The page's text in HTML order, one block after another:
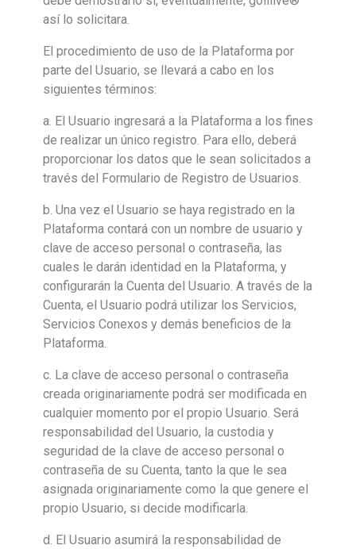
así lo solicitara.
El procedimiento de uso de la Plataforma por
parte del Usuario, se llevará a cabo en los
siguientes términos:
a. El Usuario ingresará a la Plataforma a los fines
de realizar un único registro. Para ello, deberá
proporcionar los datos que le sean solicitados a
través del Formulario de Registro de Usuarios.
b. Una vez el Usuario se haya registrado en la
Plataforma contará con un nombre de usuario y
clave de acceso personal o contraseña, las
cuales le darán identidad en la Plataforma, y
configurarán la Cuenta del Usuario. A través de la
Cuenta, el Usuario podrá utilizar los Servicios,
Servicios Conexos y demás beneficios de la
Plataforma.
c. La clave de acceso personal o contraseña
creada originariamente podrá ser modificada en
cualquier momento por el propio Usuario. Será
responsabilidad del Usuario, la custodia y
seguridad de la clave de acceso personal o
contraseña de su Cuenta, tanto la que le sea
asignada originariamente como la que genere el
propio Usuario, si decide modificarla.
d. El Usuario asumirá la responsabilidad de